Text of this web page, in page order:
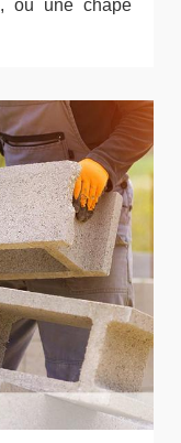
ou une chape